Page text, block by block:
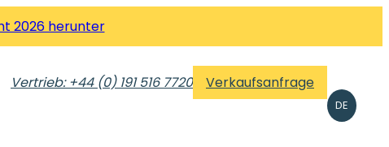
2026 herunter
Vertrieb: +44 (0) 191 516 7720 Verkaufsanfrage
DE